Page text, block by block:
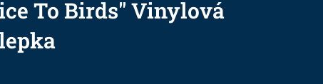
To Birds" Vinylová